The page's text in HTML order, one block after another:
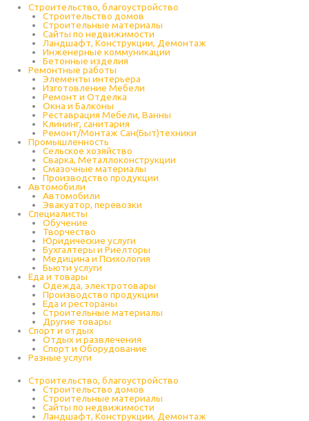
Строительство, благоустройство
Строительство домов
Строительные материалы
Сайты по недвижимости
Ландшафт, Конструкции, Демонтаж
Инженерные коммуникации
Бетонные изделия
Ремонтные работы
Элементы интерьера
Изготовление Мебели
Ремонт и Отделка
Окна и Балконы
Реставрация Мебели, Ванны
Клининг, санитария
Ремонт/Монтаж Сан(Быт)техники
Промышленность
Cельское хозяйство
Сварка, Металлоконструкции
Cмазочные материалы
Производство продукции
Автомобили
Автомобили
Эвакуатор, перевозки
Специалисты
Обучение
Творчество
Юридические услуги
Бухгалтеры и Риелторы
Медицина и Психология
Бьюти услуги
Еда и товары
Одежда, электротовары
Производство продукции
Еда и рестораны
Строительные материалы
Другие товары
Спорт и отдых
Отдых и развлечения
Спорт и Оборудование
Разные услуги
Строительство, благоустройство
Строительство домов
Строительные материалы
Сайты по недвижимости
Ландшафт, Конструкции, Демонтаж